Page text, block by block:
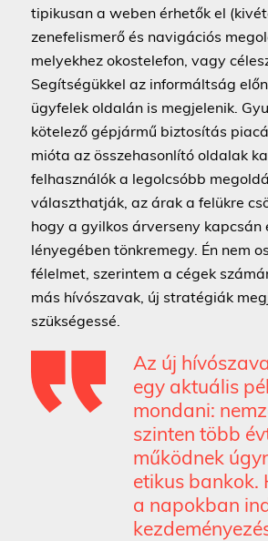
tipikusan a weben érhetők el
zenefelismerő és navigációs
melyekhez okostelefon, vagy
Segítségükkel az informáltság
ügyfelek oldalán is megjelenik.
kötelező gépjármű biztosítás
mióta az összehasonlító oldalak
felhasználók a legolcsóbb
választhatják, az árak a felükre
hogy a gyilkos árverseny kapcsán
lényegében tönkremegy. Én nem
félelmet, szerintem a cégek
más hívószavak, új stratégiák
szükségessé.
Az új
egy aktuális
mondani:
szinten több
működnek
etikus bankok.
a napokban